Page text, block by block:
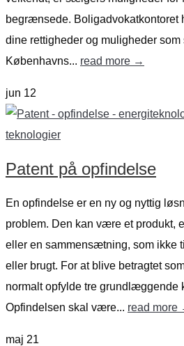
begrænsede. Boligadvokatkontoret
dine rettigheder og muligheder
Københavns... read more →
jun 12
Patent på opfindelse
En opfindelse er en ny og nyttig
problem. Den kan være et produkt,
eller en sammensætning, som ikke
eller brugt. For at blive betragtet
normalt opfylde tre grundlæggende
Opfindelsen skal være... read more
maj 21